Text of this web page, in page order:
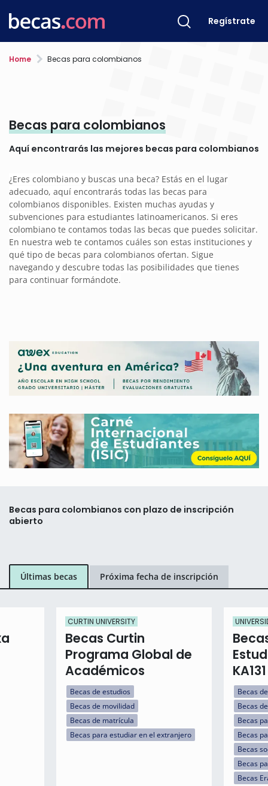
Regístrate
Home Becas para colombianos
Becas para colombianos
Aquí encontrarás las mejores becas para colombianos
¿Eres colombiano y buscas una beca? Estás en el lugar
adecuado, aquí encontrarás todas las becas para
colombianos disponibles. Existen muchas ayudas y
subvenciones para estudiantes latinoamericanos. Si eres
colombiano te contamos todas las becas que puedes solicitar.
En nuestra web te contamos cuáles son estas instituciones y
qué tipo de becas para colombianos ofertan. Sigue
navegando y descubre todas las posibilidades que tienes
para continuar formándote.
Becas para colombianos con plazo de inscripción
abierto
Últimas becas Próxima fecha de inscripción
CURTIN UNIVERSITY
Becas Curtin
Programa Global de
Académicos
Becas de estudios
Becas de movilidad
Becas de matrícula
Becas para estudiar en el extranjero
Becas
Becas
Becas
Becas
Becas
Becas
Becas